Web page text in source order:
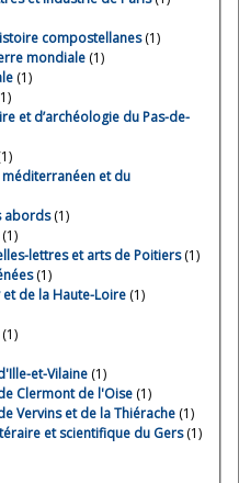
compostellanes(1)
mondiale (1)
(1)
et d’archéologie du Pas-de-
et du
abords(1)
(1)
lettres et arts de Poitiers(1)
(1)
et de la Haute-Loire (1)
(1)
et-Vilaine (1)
Clermont de l'Oise (1)
Vervins et de la Thiérache (1)
et scientifique du Gers(1)